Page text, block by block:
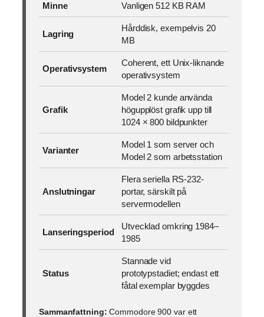
Minne Vanligen 512 KB RAM
Lagring
Hårddisk, exempelvis 20
MB
Operativsystem
Coherent, ett Unix-liknande
operativsystem
Grafik
Model 2 kunde använda
högupplöst grafik upp till
1024 × 800 bildpunkter
Varianter
Model 1 som server och
Model 2 som arbetsstation
Anslutningar
Flera seriella RS-232-
portar, särskilt på
servermodellen
Lanseringsperiod
Utvecklad omkring 1984–
1985
Status
Stannade vid
prototypstadiet; endast ett
fåtal exemplar byggdes
Sammanfattning: Commodore 900 var ett